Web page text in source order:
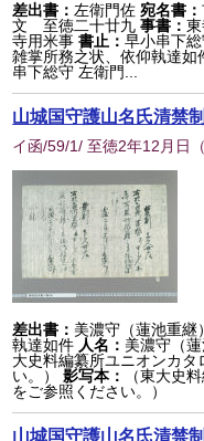
差出書： 左衛門佐 宛名書：
文 至徳二十廿九 事書：
寺用米事 書止：早小串下
雑掌所務之状、依仰執達如
串下総守 左衛門...
山城国守護山名氏清禁
イ函/59/1/ 至徳2年12月日 （
差出書： 美濃守（蓮池重継）
執達如件 人名： 美濃守（蓮
大史料編纂所ユニオンカタ
い。）
影写本：
（東大史
をご参照ください。）
山城国守護山名氏清禁